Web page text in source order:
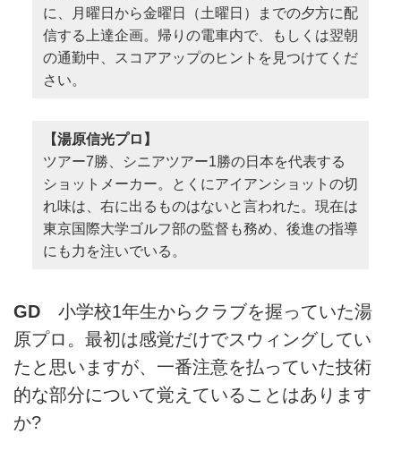
に、月曜日から金曜日（土曜日）までの夕方に配
信する上達企画。帰りの電車内で、もしくは翌朝
の通勤中、スコアアップのヒントを見つけてくだ
さい。
【湯原信光プロ】
ツアー7勝、シニアツアー1勝の日本を代表する
ショットメーカー。とくにアイアンショットの切
れ味は、右に出るものはないと言われた。現在は
東京国際大学ゴルフ部の監督も務め、後進の指導
にも力を注いでいる。
GD 小学校1年生からクラブを握っていた湯
原プロ。最初は感覚だけでスウィングしてい
たと思いますが、一番注意を払っていた技術
的な部分について覚えていることはあります
か?